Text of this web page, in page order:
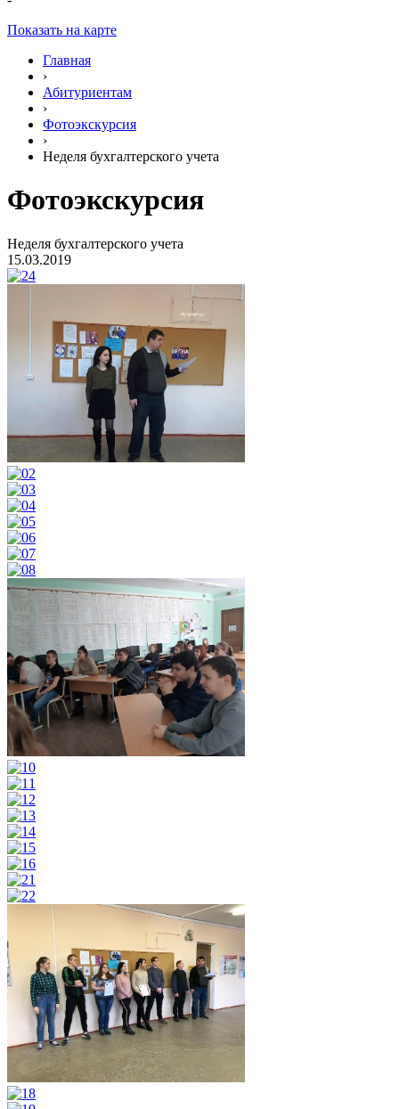
Показать на карте
Главная
›
Абитуриентам
›
Фотоэкскурсия
›
Неделя бухгалтерского учета
Фотоэкскурсия
Неделя бухгалтерского учета
15.03.2019